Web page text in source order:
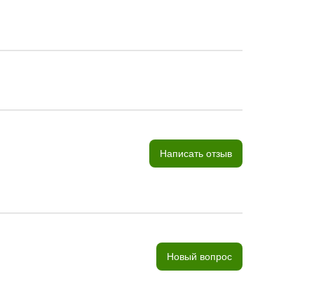
Написать отзыв
Новый вопрос